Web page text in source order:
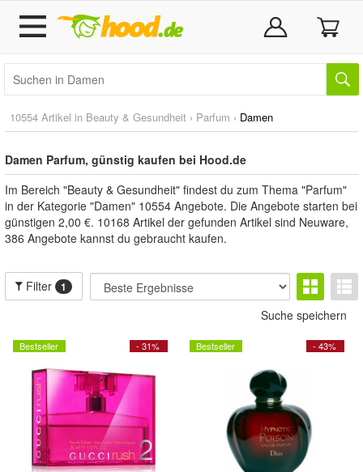
10554 Artikel in Beauty & Gesundheit › Parfum › Damen
Damen Parfum, günstig kaufen bei Hood.de
Im Bereich "Beauty & Gesundheit" findest du zum Thema "Parfum"
in der Kategorie "Damen" 10554 Angebote. Die Angebote starten bei
günstigen 2,00 €. 10168 Artikel der gefunden Artikel sind Neuware,
386 Angebote kannst du gebraucht kaufen.
Filter 1
Suche speichern
- 31%
Bestseller - 43%
Bestseller